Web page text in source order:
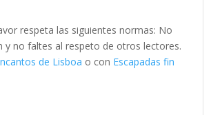
respeta las siguientes normas: No
y no faltes al respeto de otros lectores.
de Lisboa o con Escapadas fin